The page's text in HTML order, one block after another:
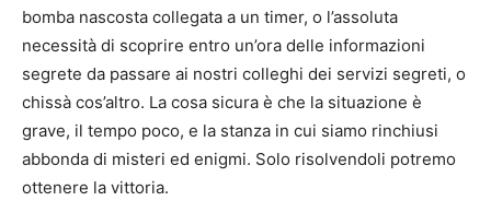
bomba nascosta collegata a un timer, o l’assoluta
necessità di scoprire entro un’ora delle informazioni
segrete da passare ai nostri colleghi dei servizi segreti, o
chissà cos’altro. La cosa sicura è che la situazione è
grave, il tempo poco, e la stanza in cui siamo rinchiusi
abbonda di misteri ed enigmi. Solo risolvendoli potremo
ottenere la vittoria.